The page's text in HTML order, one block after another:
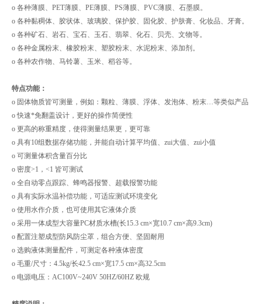
o 各种薄膜、PET薄膜、PE薄膜、PS薄膜、PVC薄膜、石墨膜。
o 各种黏稠体、胶状体、玻璃胶、保护胶、固化胶、护肤膏、化妆品、牙膏。
o 各种矿石、岩石、宝石、玉石、翡翠、化石、贝壳、文物等。
o 各种金属粉末、橡胶粉末、塑胶粉末、水泥粉末、添加剂。
o 各种农作物、马铃薯、玉米、稻谷等。
特点功能：
o 固体物质皆可测量，例如：颗粒、薄膜、浮体、发泡体、粉末…等类似产品
o 快速*免翻盖设计，更好的操作简便性
o 更高的称重精度，使得测量结果更，更可靠
o 具有10组数据存储功能，并能自动计算平均值、zui大值、zui小值
o 可测量体积含量百分比
o 密度>1，<1 皆可测试
o 全自动零点跟踪、蜂鸣器报警、超载报警功能
o 具有实际水温补偿功能，可适应测试环境变化
o 使用水作介质，也可使用其它液体介质
o 采用一体成型大容量PC材质水槽(长15.3 cm×宽10.7 cm×高9.3cm)
o 配置注塑成型防风防尘罩，组合方便、坚固耐用
o 选购液体测量配件，可测定各种液体密度
o 毛重/尺寸：4.5kg/长42.5 cm×宽17.5 cm×高32.5cm
o 电源电压：AC100V~240V 50HZ/60HZ 欧规